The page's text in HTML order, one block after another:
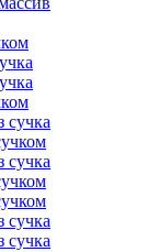
сучка
сучка
сучка
сучка